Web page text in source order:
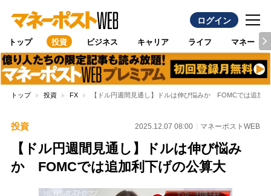
ログイン
トップ 投資 ビジネス キャリア ライフ マネー
トップ 投資 FX 【ドル円週間見通し】ドルは伸び悩みか FOMCでは追加
投資 2025.12.07 08:00 マネーポストWEB
【ドル円週間見通し】ドルは伸び悩み
か FOMCでは追加利下げの公算大